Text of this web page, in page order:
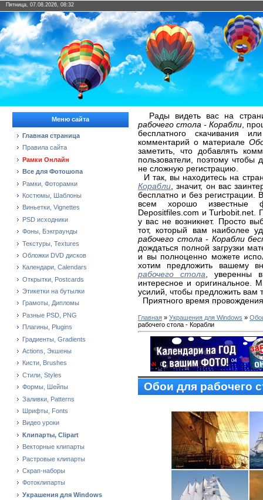
Пятница, 07.08.2026, 08:32
Меню сайта
Главная страница
Правила сайта
Рамки Онлайн
Все для Фотошопа
Рамки, Фоторамки
Костюмы, Шаблоны
Виньетки, Vignettes
PSD исходники
Фоны, Бэкграунды
Текстуры, Textures
Обложки DVD дисков
Календари, Calendars
Открытки, Postcards
Этикетки на бутылки
Грамоты, Дипломы
Разные PSD, PNG
Плагины, Plugins
Градиенты, Gradients
Actions, Экшены
Кисти, Brushes
Стили, Styles
Формы, Шейпы
Заливки, Patterns
Шрифты, Fonts
Видео уроки
Клипарты, Clipart
Векторные клипарты
Растровые клипарты
Скрап-наборы
Фотоклипарты
Украшения для Windows
Рады видеть вас на
рабочего стола - Корабли,
бесплатного скачивания
комментарий о материале
заметить, что добавлять
пользователи, поэтому чтобы
не сложную регистрацию.
И так, вы находитесь на
Корабли, значит, он вас
бесплатно и без регистрации.
всем хорошо известные
Depositfiles.com и Turbobit.net.
у вас не возникнет. Просто
тот, который вам наиболее
рабочего стола - Корабли
дождаться полной загрузки
и вы полноценно можете
хотим предложить вашему
рабочего стола, уверенны
интересное и оригинальное.
усилий, чтобы предложить вам
Приятного время
Главная » Украшения для Windows »
рабочего стола - Корабли
Обои для рабочего